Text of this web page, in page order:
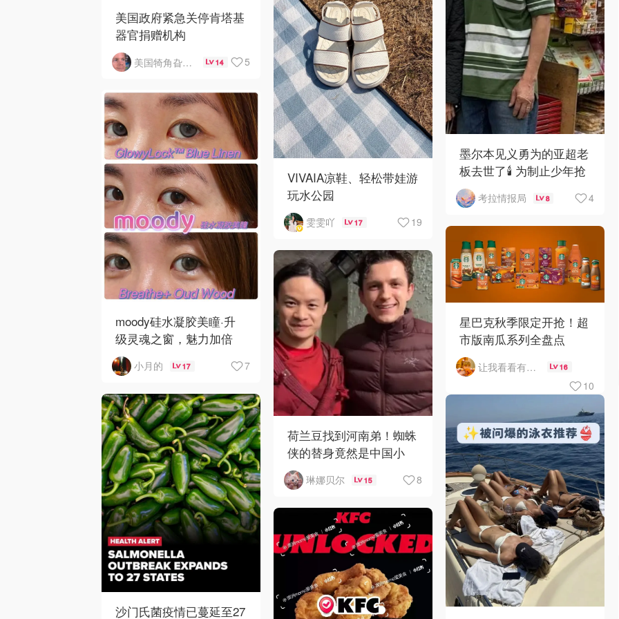
VIVAIA凉鞋、轻松带娃游
玩水公园
雯雯吖 17 19
墨尔本见义勇为的亚超老
板去世了🕯️ 为制止少年抢
劫，竟被当街围殴致死！
考拉情报局 8 4
美国政府紧急关停肯塔基
器官捐赠机构
美国犄角旮旯新鲜事 14 5
moody硅水凝胶美瞳·升
级灵魂之窗，魅力加倍
小月的 17 7
星巴克秋季限定开抢！超
市版南瓜系列全盘点
让我看看有啥好吃的 16
10
荷兰豆找到河南弟！蜘蛛
侠的替身竟然是中国小
哥？！
琳娜贝尔 15 8
沙门氏菌疫情已蔓延至27